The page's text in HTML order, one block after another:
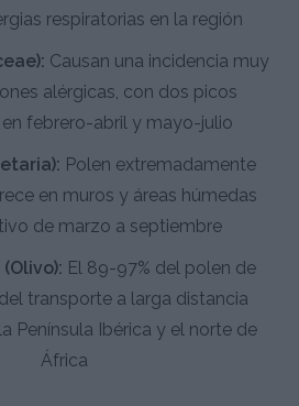
respiratorias en la región
Causan una incidencia muy
alérgicas, con dos picos
febrero-abril y mayo-julio
Polen extremadamente
en muros y áreas húmedas
de marzo a septiembre
El 89-97% del polen de
transporte a larga distancia
Península Ibérica y el norte de
África